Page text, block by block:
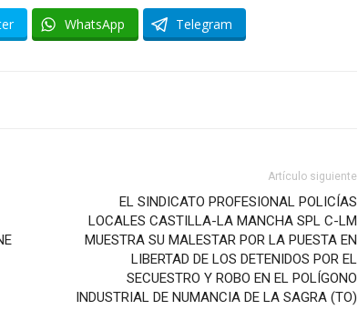
WhatsApp Telegram
Artículo siguiente
EL SINDICATO PROFESIONAL POLICÍAS
LOCALES CASTILLA-LA MANCHA SPL C-LM
MUESTRA SU MALESTAR POR LA PUESTA EN
LIBERTAD DE LOS DETENIDOS POR EL
SECUESTRO Y ROBO EN EL POLÍGONO
INDUSTRIAL DE NUMANCIA DE LA SAGRA (TO)